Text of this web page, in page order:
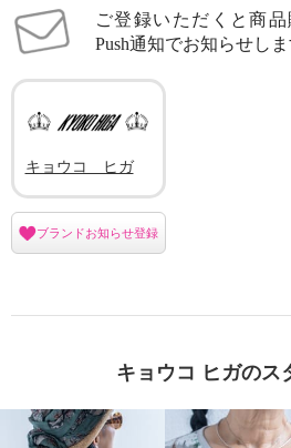
ご登録いただくと商
Push通知でお知らせしま
キョウコ ヒガ
ブランドお知らせ登録
キョウコ ヒガのス